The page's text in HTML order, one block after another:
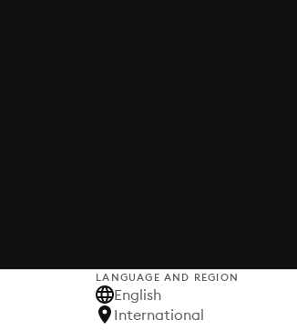
LANGUAGE AND REGION
English
International